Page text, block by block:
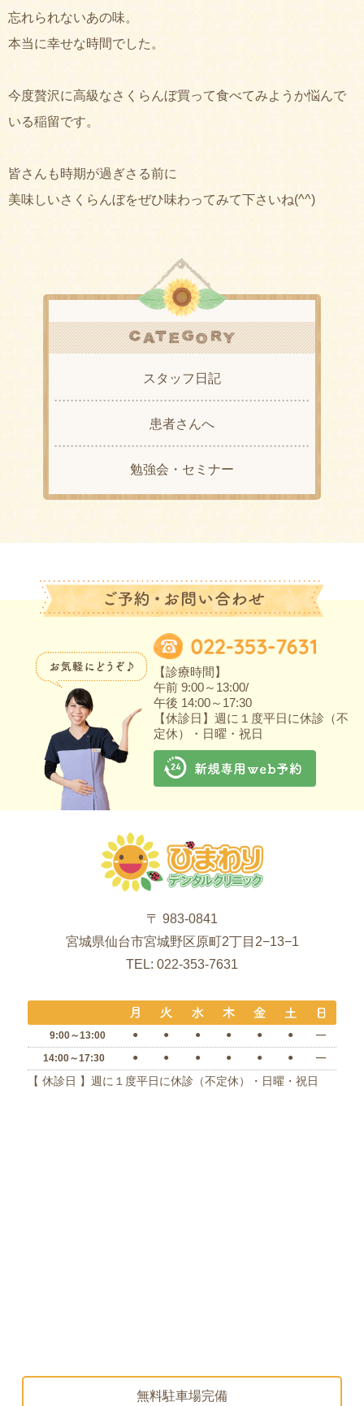
忘れられないあの味。
本当に幸せな時間でした。
今度贅沢に高級なさくらんぼ買って食べてみようか悩んで
いる稲留です。
皆さんも時期が過ぎさる前に
美味しいさくらんぼをぜひ味わってみて下さいね(^^)
スタッフ日記
患者さんへ
勉強会・セミナー
【診療時間】
午前 9:00～13:00/
午後 14:00～17:30
【休診日】週に１度平日に休診（不
定休）・日曜・祝日
〒 983-0841
宮城県仙台市宮城野区原町2丁目2−13−1
TEL: 022-353-7631
9:00～13:00 ● ● ● ● ● ● ―
14:00～17:30 ● ● ● ● ● ● ―
【 休診日 】週に１度平日に休診（不定休）・日曜・祝日
無料駐車場完備